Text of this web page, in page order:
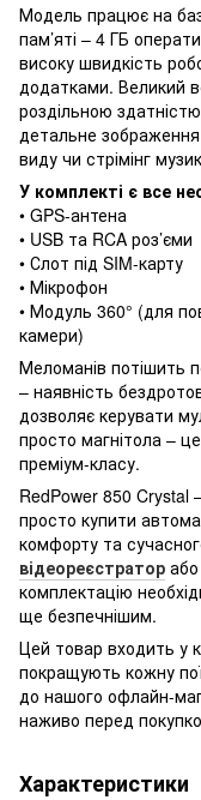
Модель працює на
пам’яті – 4 ГБ
високу швидкість
додатками. Великий
роздільною
детальне зображення
виду чи стрімінг
У комплекті є все
• GPS-антена
• USB та RCA роз’єми
• Слот під SIM-карту
• Мікрофон
• Модуль 360° (для
камери)
Меломанів потішить
– наявність
дозволяє керувати
просто магнітола –
преміум-класу.
RedPower 850 Crystal
просто купити
комфорту та
відеореєстратор
комплектацію
ще безпечнішим.
Цей товар входить у
покращують кожну
до нашого офлайн-
наживо перед
Характеристики